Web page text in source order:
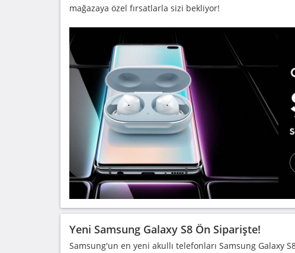
mağazaya özel fırsatlarla sizi bekliyor!
Yeni Samsung Galaxy S8 Ön Siparişte!
Samsung'un en yeni akullı telefonları Samsung Galaxy